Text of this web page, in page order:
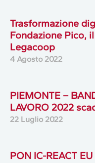
Trasformazione
Fondazione Pico,
Legacoop
4 Agosto 2022
PIEMONTE –
LAVORO 2022
22 Luglio 2022
PON IC-REACT